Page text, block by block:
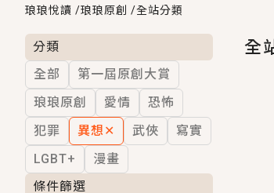
創,作家招募｜華文小說創作
小編心動書單｜《離婚你提
GL｜《夏日與檸檬與重疊世
BL｜《費洛蒙中毒》救命！
OMG你嚇到我了｜《陰陽鬼
言情｜《國語推行員》每個
琅琅悅讀 /琅琅原創 /全站分類
分類
全部
第一屆原創大賞
琅琅原創
愛情
恐怖
犯罪
異想 ✕ 武俠
寫實
LGBT+
漫畫
條件篩選
全